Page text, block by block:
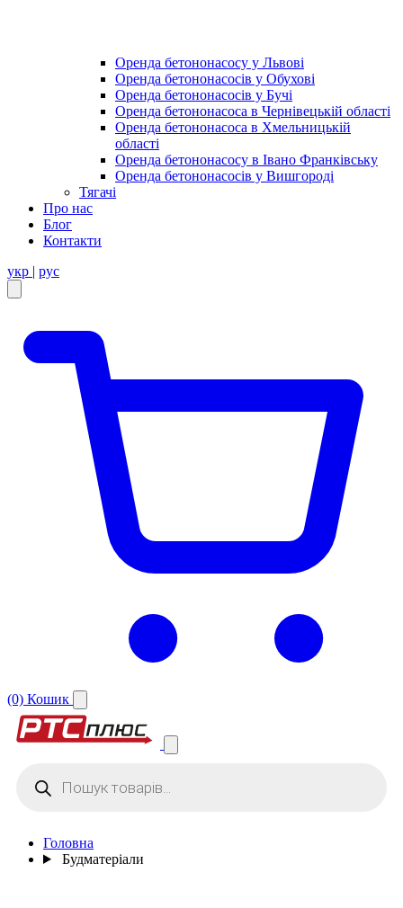
Оренда бетононасосу у Львові
Оренда бетононасосів у Обухові
Оренда бетононасосів у Бучі
Оренда бетононасоса в Чернівецькій області
Оренда бетононасоса в Хмельницькій
області
Оренда бетононасосу в Івано Франківську
Оренда бетононасосів у Вишгороді
Тягачі
Про нас
Блог
Контакти
укр | рус
(0) Кошик
search
Головна
Будматеріали